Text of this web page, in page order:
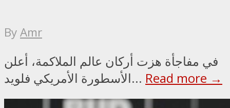
ByAmr
في مفاجأة هزت أركان عالم الملاكمة، أعلن
الأسطورة الأمريكي فلويد... Read more →